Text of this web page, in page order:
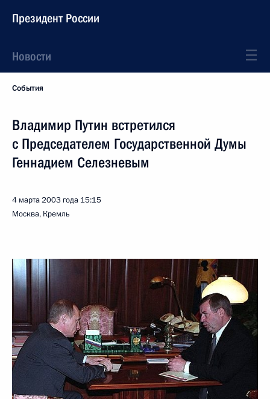
Президент России
Новости
События
Владимир Путин встретился
с Председателем Государственной Думы
Геннадием Селезневым
4 марта 2003 года 15:15
Москва, Кремль